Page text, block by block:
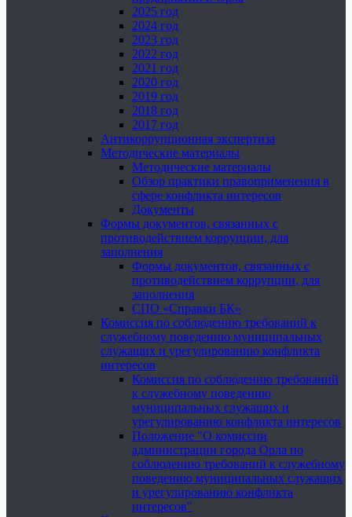
2025 год
2024 год
2023 год
2022 год
2021 год
2020 год
2019 год
2018 год
2017 год
Антикоррупционная экспертиза
Методические материалы
Методические материалы
Обзор практики правоприменения в
сфере конфликта интересов
Документы
Формы документов, связанных с
противодействием коррупции, для
заполнения
Формы документов, связанных с
противодействием коррупции, для
заполнения
СПО «Справки БК»
Комиссия по соблюдению требований к
служебному поведению муниципальных
служащих и урегулированию конфликта
интересов
Комиссия по соблюдению требований
к служебному поведению
муниципальных служащих и
урегулированию конфликта интересов
Положение "О комиссии
администрации города Орла по
соблюдению требований к служебному
поведению муниципальных служащих
и урегулированию конфликта
интересов"